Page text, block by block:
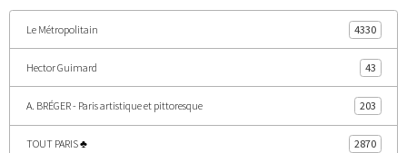
Le Métropolitain 4330
Hector Guimard 43
A. BRÉGER - Paris artistique et pittoresque 203
TOUT PARIS ♣ 2870